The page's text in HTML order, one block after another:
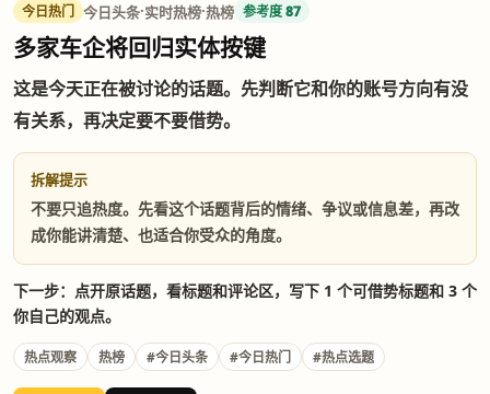
今日热门 今日头条·实时热榜·热榜 参考度 87
多家车企将回归实体按键
这是今天正在被讨论的话题。先判断它和你的账号方向有没
有关系，再决定要不要借势。
拆解提示
不要只追热度。先看这个话题背后的情绪、争议或信息差，再改
成你能讲清楚、也适合你受众的角度。
下一步：点开原话题，看标题和评论区，写下 1 个可借势标题和 3 个
你自己的观点。
热点观察 热榜 #今日头条 #今日热门 #热点选题